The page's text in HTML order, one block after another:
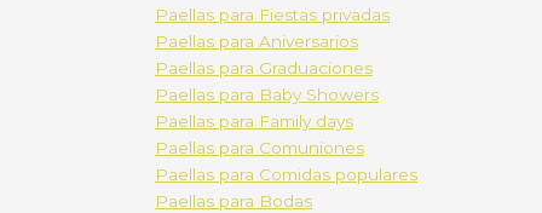
Paellas para Fiestas privadas
Paellas para Aniversarios
Paellas para Graduaciones
Paellas para Baby Showers
Paellas para Family days
Paellas para Comuniones
Paellas para Comidas populares
Paellas para Bodas